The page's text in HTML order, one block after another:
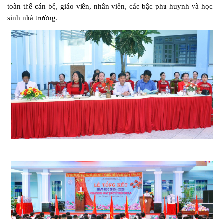
toàn thể cán bộ, giáo viên, nhân viên, các bậc phụ huynh và học
sinh nhà trường.